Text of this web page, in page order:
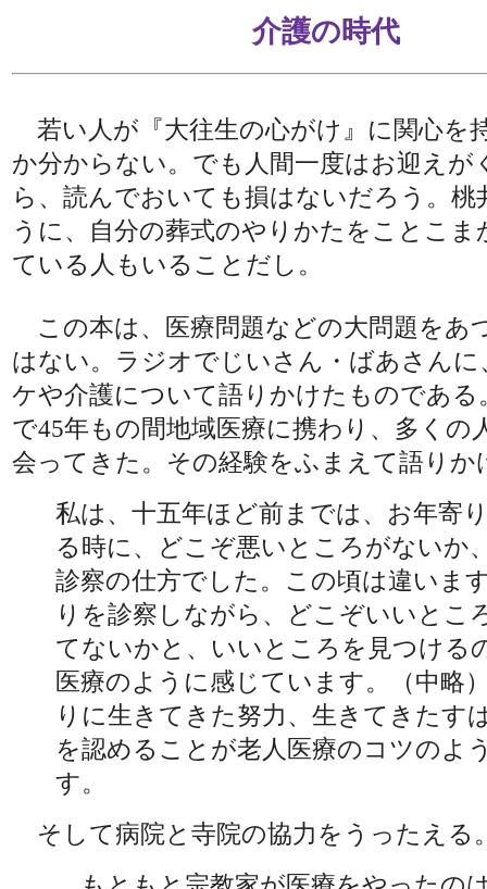
介護の時代
若い人が『大往生の心がけ』に関心を
か分からない。でも人間一度はお迎えが
ら、読んでおいても損はないだろう。桃
うに、自分の葬式のやりかたをことこま
ている人もいることだし。
この本は、医療問題などの大問題をあ
はない。ラジオでじいさん・ばあさんに
ケや介護について語りかけたものである
で45年もの間地域医療に携わり、多くの
会ってきた。その経験をふまえて語りか
私は、十五年ほど前までは、お年寄
る時に、どこぞ悪いところがないか
診察の仕方でした。この頃は違いま
りを診察しながら、どこぞいいとこ
てないかと、いいところを見つける
医療のように感じています。（中略
りに生きてきた努力、生きてきたす
を認めることが老人医療のコツのよ
す。
そして病院と寺院の協力をうったえる